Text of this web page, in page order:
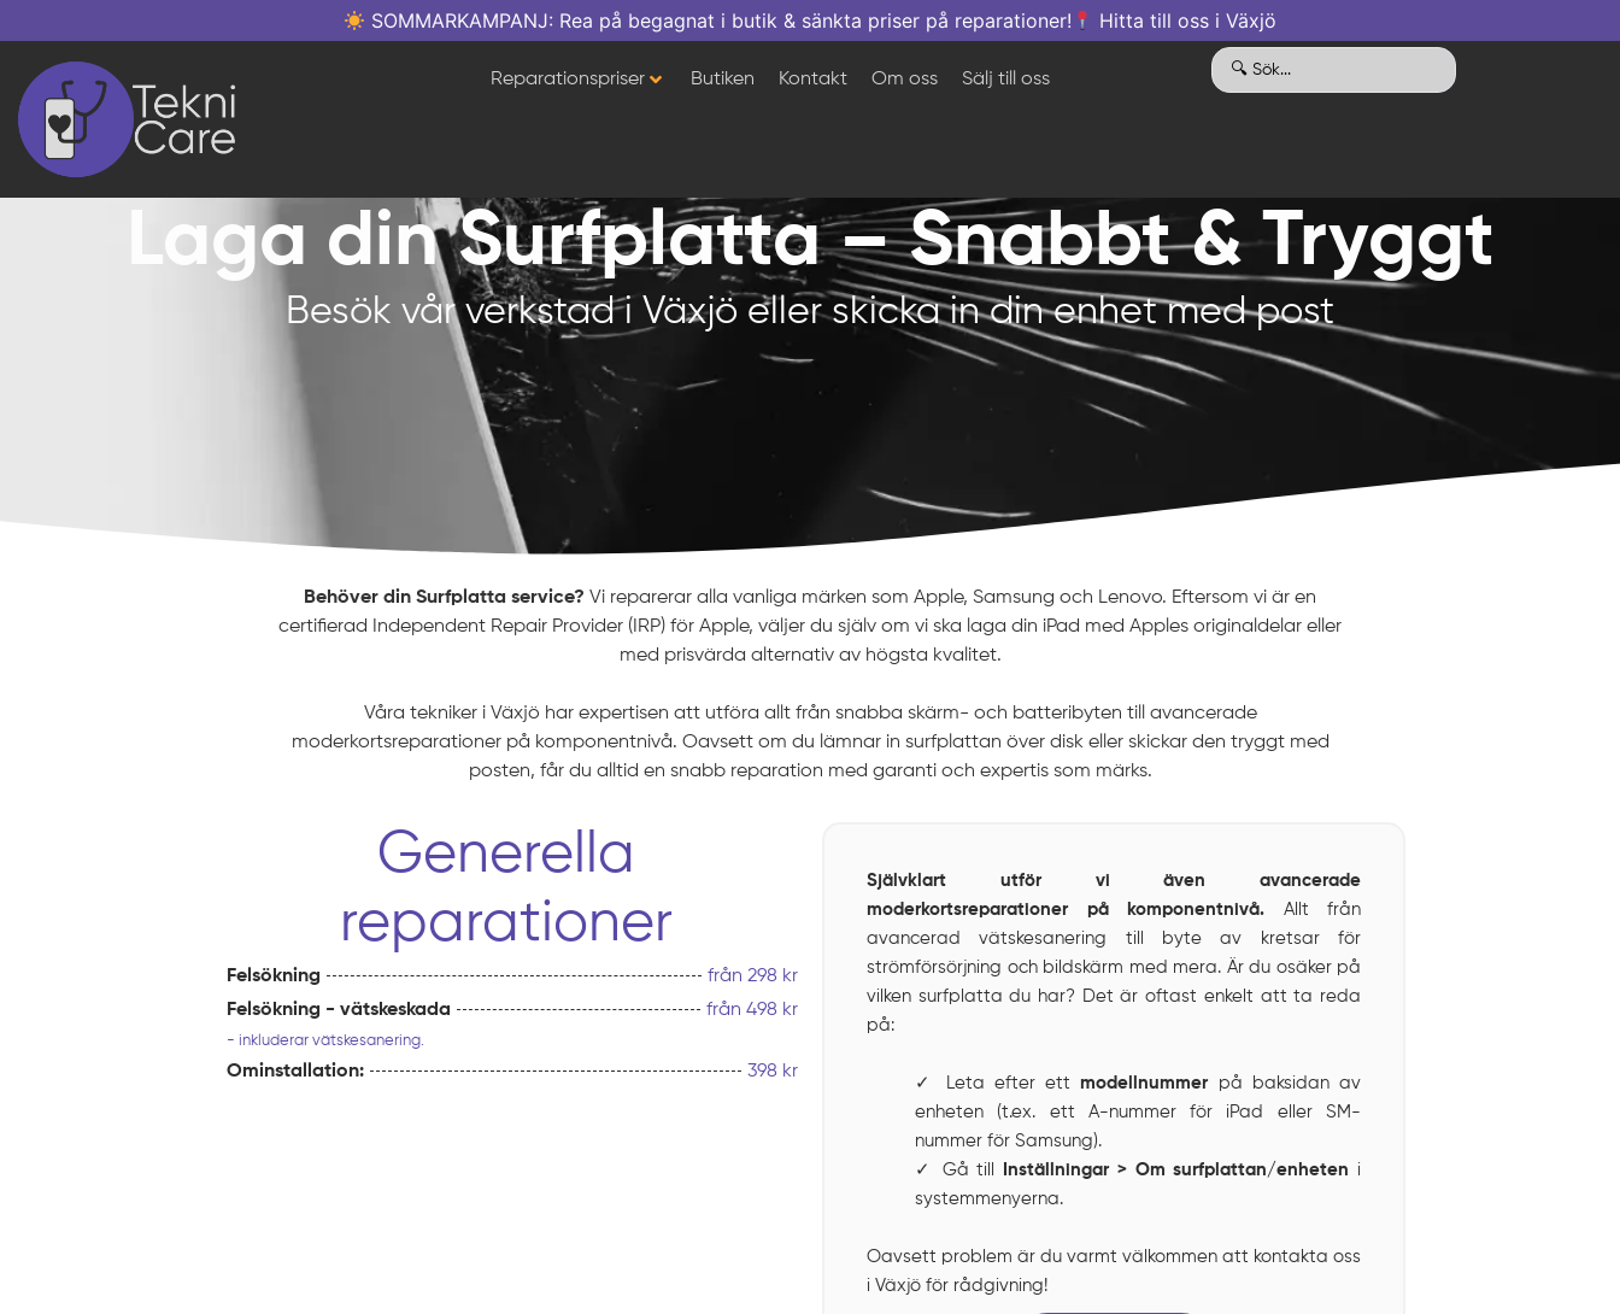
SOMMARKAMPANJ: Rea på begagnat i butik & sänkta priser på reparationer! Hitta till oss i Växjö
Reparationspriser Butiken Kontakt Om oss Sälj till oss
Laga din Surfplatta – Snabbt & Tryggt
Besök vår verkstad i Växjö eller skicka in din enhet med post
Behöver din Surfplatta service? Vi reparerar alla vanliga märken som Apple, Samsung och Lenovo. Eftersom vi är en
certifierad Independent Repair Provider (IRP) för Apple, väljer du själv om vi ska laga din iPad med Apples originaldelar eller
med prisvärda alternativ av högsta kvalitet.
Våra tekniker i Växjö har expertisen att utföra allt från snabba skärm- och batteribyten till avancerade
moderkortsreparationer på komponentnivå. Oavsett om du lämnar in surfplattan över disk eller skickar den tryggt med
posten, får du alltid en snabb reparation med garanti och expertis som märks.
Generella
reparationer
Felsökning
från 298 kr
Felsökning - vätskeskada
från 498 kr
- inkluderar vätskesanering.
Ominstallation: 398 kr
Självklart utför vi även avancerade
moderkortsreparationer på komponentnivå. Allt från
avancerad vätskesanering till byte av kretsar för
strömförsörjning och bildskärm med mera. Är du osäker på
vilken surfplatta du har? Det är oftast enkelt att ta reda
på:
✓ Leta efter ett modellnummer på baksidan av
enheten (t.ex. ett A-nummer för iPad eller SM-
nummer för Samsung).
✓ Gå till
Inställningar > Om surfplattan/enheten i
systemmenyerna.
Oavsett problem är du varmt välkommen att kontakta oss
i Växjö för rådgivning!